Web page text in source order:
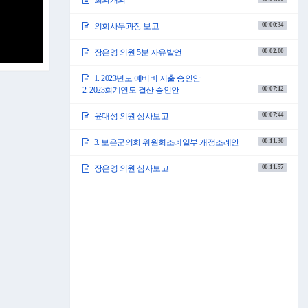
의회사무과장 보고 00:00:34
장은영 의원 5분 자유발언 00:02:00
1. 2023년도 예비비 지출 승인안
2. 2023회계연도 결산 승인안
00:07:12
윤대성 의원 심사보고 00:07:44
3. 보은군의회 위원회조례일부 개정조례안 00:11:30
장은영 의원 심사보고 00:11:57